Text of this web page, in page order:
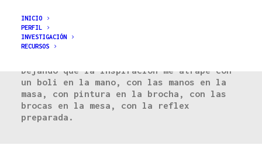
INICIO
PERFIL
INVESTIGACIÓN
RECURSOS
FRAGMENTOS
Dejando que la inspiración me atrape con
un boli en la mano, con las manos en la
masa, con pintura en la brocha, con las
brocas en la mesa, con la reflex
preparada.